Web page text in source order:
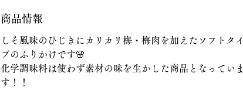
商品情報
しそ風味のひじきにカリカリ梅・梅肉を加えたソフトタイ
プのふりかけです🌸
化学調味料は使わず素材の味を生かした商品となっていま
す！！